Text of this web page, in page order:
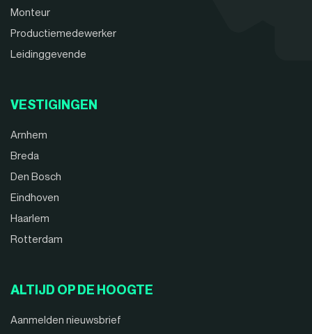
Monteur
Productiemedewerker
Leidinggevende
VESTIGINGEN
Arnhem
Breda
Den Bosch
Eindhoven
Haarlem
Rotterdam
ALTIJD OP DE HOOGTE
Aanmelden nieuwsbrief